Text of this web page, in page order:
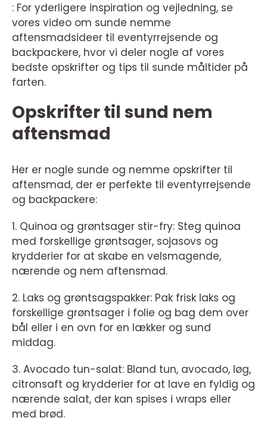
: For yderligere inspiration og vejledning, se
vores video om sunde nemme
aftensmadsideer til eventyrrejsende og
backpackere, hvor vi deler nogle af vores
bedste opskrifter og tips til sunde måltider på
farten.
Opskrifter til sund nem
aftensmad
Her er nogle sunde og nemme opskrifter til
aftensmad, der er perfekte til eventyrrejsende
og backpackere:
1. Quinoa og grøntsager stir-fry: Steg quinoa
med forskellige grøntsager, sojasovs og
krydderier for at skabe en velsmagende,
nærende og nem aftensmad.
2. Laks og grøntsagspakker: Pak frisk laks og
forskellige grøntsager i folie og bag dem over
bål eller i en ovn for en lækker og sund
middag.
3. Avocado tun-salat: Bland tun, avocado, løg,
citronsaft og krydderier for at lave en fyldig og
nærende salat, der kan spises i wraps eller
med brød.